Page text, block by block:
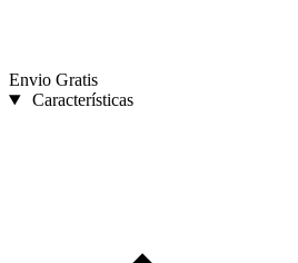
Envio Gratis
Características